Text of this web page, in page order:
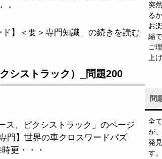
・
ド】＜要＞専門知識」の続きを読む
シストラック）_問題200
ス、ピクシストラック」のページ
門】世界の車クロスワードパズ
更・・・
突
る
お
縮
ご
上
問
全
が
発
す。